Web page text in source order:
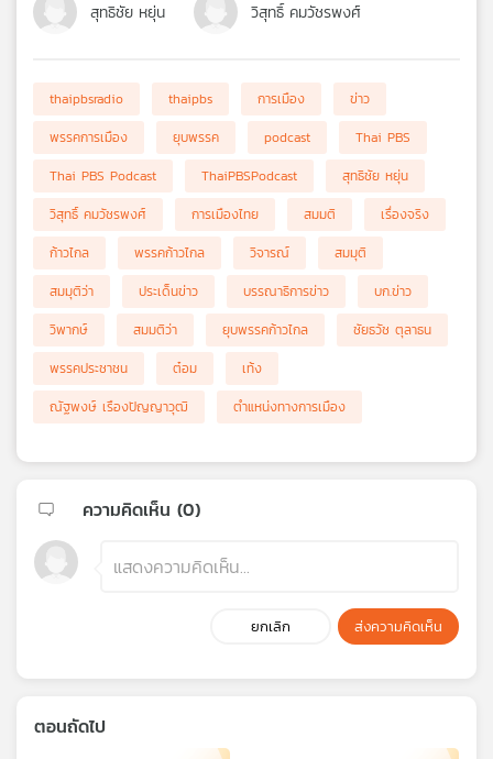
สุทธิชัย หยุ่น วิสุทธิ์ คมวัชรพงศ์
thaipbsradio thaipbs การเมือง
ข่าว
พรรคการเมือง
ยุบพรรค podcast
Thai PBS
Thai PBS Podcast
ThaiPBSPodcast
สุทธิชัย หยุ่น
วิสุทธิ์ คมวัชรพงศ์
การเมืองไทย สมมติ
เรื่องจริง
ก้าวไกล
พรรคก้าวไกล วิจารณ์
สมมุติ
สมมุติว่า
ประเด็นข่าว บรรณาธิการข่าว
บก.ข่าว
วิพากษ์
สมมติว่า ยุบพรรคก้าวไกล
ชัยธวัช ตุลาธน
พรรคประชาชน
ต๋อม
เท้ง
ณัฐพงษ์ เรืองปัญญาวุฒิ
ตำแหน่งทางการเมือง
ความคิดเห็น (0)
ยกเลิก ส่งความคิดเห็น
ตอนถัดไป